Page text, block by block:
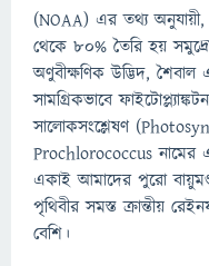
(NOAA) এর তথ্য
থেকে ৮০% তৈরি হয়
অণুবীক্ষণিক উদ্ভিদ, শৈবাল
সামগ্রিকভাবে
সালোকসংশ্লেষণ
Prochlorococcus নামের
একাই আমাদের পুরো
পৃথিবীর সমস্ত ক্রান্তীয়
বেশি।